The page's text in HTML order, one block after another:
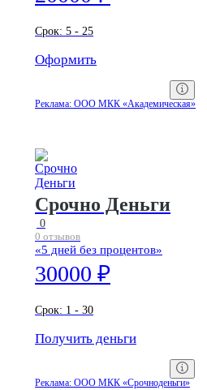
Срок: 5 - 25
Оформить
Реклама: ООО МКК «Академическая»
Срочно Деньги
0
0 отзывов
«5 дней без процентов»
30000 ₽
Срок: 1 - 30
Получить деньги
Реклама: ООО МКК «Срочноденьги»